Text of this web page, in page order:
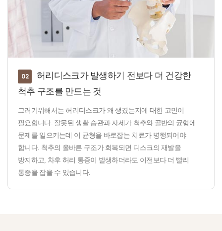
02
허리디스크가 발생하기 전보다 더 건강한
척추 구조를 만드는 것
그러기위해서는 허리디스크가 왜 생겼는지에 대한 고민이
필요합니다. 잘못된 생활 습관과 자세가 척추와 골반의 균형에
문제를 일으키는데 이 균형을 바로잡는 치료가 병행되어야
합니다. 척추의 올바른 구조가 회복되면 디스크의 재발을
방지하고, 차후 허리 통증이 발생하더라도 이전보다 더 빨리
통증을 잡을 수 있습니다.